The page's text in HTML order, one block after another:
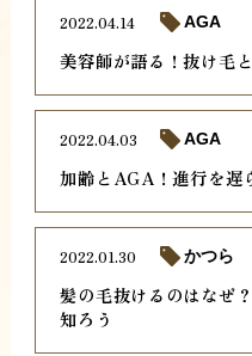
美容師が語る！抜け毛
2022.04.14 AGA
加齢とAGA！進行を遅
2022.04.03 AGA
髪の毛抜けるのはなぜ
知ろう
2022.01.30 かつら